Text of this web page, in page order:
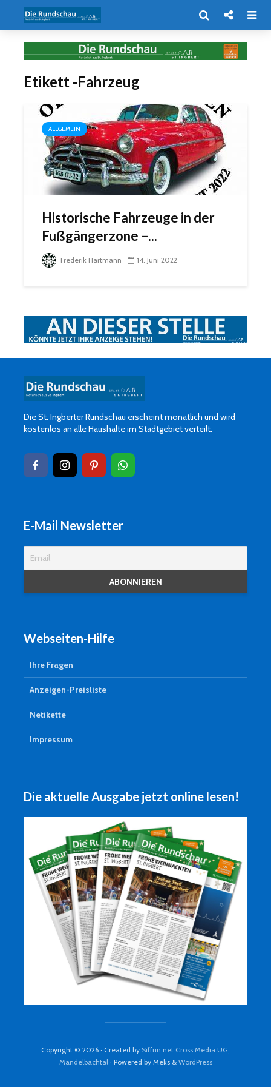
Etikett -Fahrzeug
ALLGEMEIN
Historische Fahrzeuge in der
Fußgängerzone –...
Frederik Hartmann 14. Juni 2022
Die St. Ingberter Rundschau erscheint monatlich und wird
kostenlos an alle Haushalte im Stadtgebiet verteilt.
E-Mail Newsletter
Webseiten-Hilfe
Ihre Fragen
Anzeigen-Preisliste
Netikette
Impressum
Die aktuelle Ausgabe jetzt online lesen!
Copyright © 2026 · Created by Siffrin.net Cross Media UG,
Mandelbachtal· Powered by Meks & WordPress